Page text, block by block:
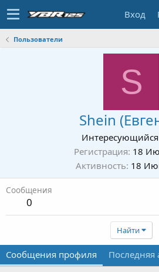
Вход
Пользователи
S
Shein
Регистрация 18
Активность 18
Сообщения
0
Найти
Сообщения профиля Последняя